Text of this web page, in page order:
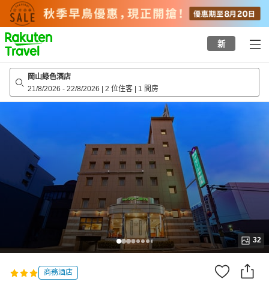
to
top
page
新
岡山綠色酒店
21/8/2026 - 22/8/2026 | 2 位住客 | 1 間房
32
商務酒店